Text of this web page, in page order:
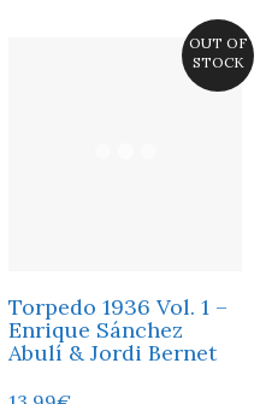
OUT OF
STOCK
Torpedo 1936 Vol. 1 –
Enrique Sánchez
Abulí & Jordi Bernet